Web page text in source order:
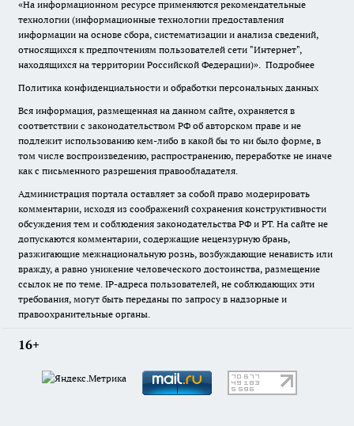
«На информационном ресурсе применяются рекомендательные
технологии (информационные технологии предоставления
информации на основе сбора, систематизации и анализа сведений,
относящихся к предпочтениям пользователей сети "Интернет",
находящихся на территории Российской Федерации)». Подробнее
Политика конфиденциальности и обработки персональных данных
Вся информация, размещенная на данном сайте, охраняется в
соответствии с законодательством РФ об авторском праве и не
подлежит использованию кем-либо в какой бы то ни было форме, в
том числе воспроизведению, распространению, переработке не иначе
как с письменного разрешения правообладателя.
Администрация портала оставляет за собой право модерировать
комментарии, исходя из соображений сохранения конструктивности
обсуждения тем и соблюдения законодательства РФ и РТ. На сайте не
допускаются комментарии, содержащие нецензурную брань,
разжигающие межнациональную рознь, возбуждающие ненависть или
вражду, а равно унижение человеческого достоинства, размещение
ссылок не по теме. IP-адреса пользователей, не соблюдающих эти
требования, могут быть переданы по запросу в надзорные и
правоохранительные органы.
16+